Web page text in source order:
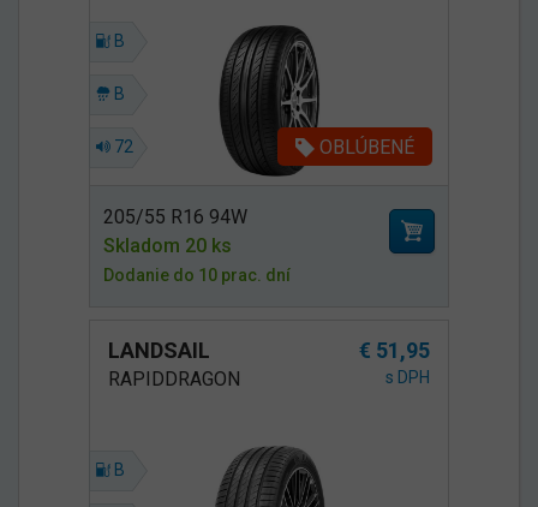
B
B
72 OBLÚBENÉ
205/55 R16 94W
Skladom 20 ks
Dodanie do 10 prac. dní
LANDSAIL € 51,95
RAPIDDRAGON s DPH
B